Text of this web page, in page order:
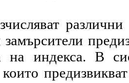
замърсители
на индекса. В
които